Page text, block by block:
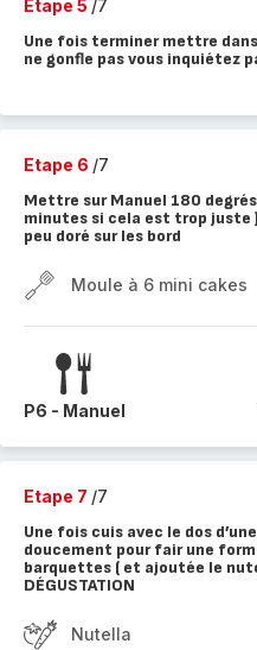
Etape 5 /7
Une fois terminer mettre
ne gonfle pas vous inquiétez
Etape 6 /7
Mettre sur Manuel 180
minutes si cela est trop juste
peu doré sur les bord
Moule à 6 mini cakes
P6 - Manuel
Etape 7 /7
Une fois cuis avec le dos
doucement pour fair une
barquettes ( et ajoutée le
DÉGUSTATION
Nutella